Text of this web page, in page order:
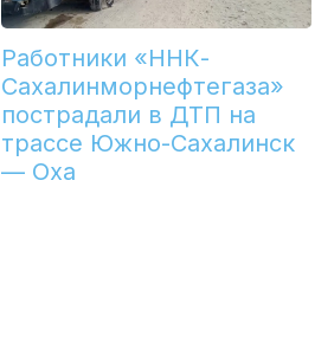
Работники «ННК-
Сахалинморнефтегаза»
пострадали в ДТП на
трассе Южно-Сахалинск
— Оха